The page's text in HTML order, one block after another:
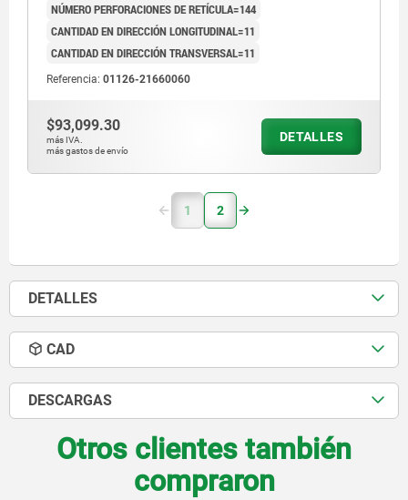
NÚMERO PERFORACIONES DE RETÍCULA=144
CANTIDAD EN DIRECCIÓN LONGITUDINAL=11
CANTIDAD EN DIRECCIÓN TRANSVERSAL=11
Referencia: 01126-21660060
$93,099.30
más IVA.
más gastos de envío
DETALLES
1 2
DETALLES
CAD
DESCARGAS
Otros clientes también
compraron